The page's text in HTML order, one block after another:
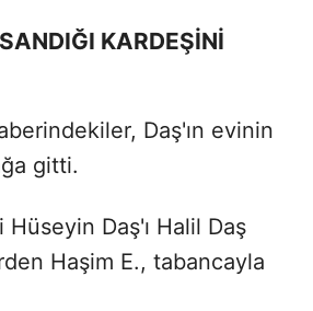
KARDEŞİNİ
Daş'ın evinin
gitti.
Hüseyin Daş'ı Halil Daş
Haşim E., tabancayla